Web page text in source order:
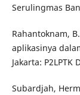
Serulingmas
Rahantoknam,
aplikasinya
Jakarta:
Subardjah,